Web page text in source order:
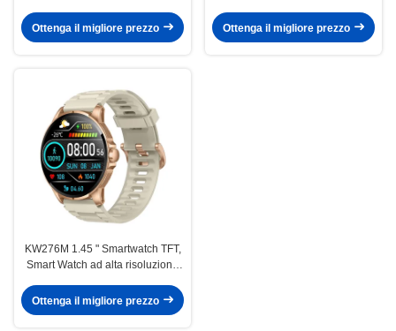
salute
Ottenga il migliore prezzo
Ottenga il migliore prezzo
KW276M 1.45 " Smartwatch TFT,
Smart Watch ad alta risoluzione
Ottenga il migliore prezzo